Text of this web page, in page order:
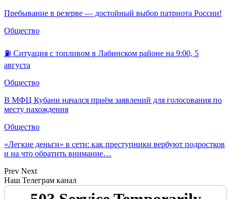
Пребывание в резерве — достойный выбор патриота России!
Общество
⛽️ Ситуация с топливом в Лабинском районе на 9:00, 5
августа
Общество
В МФЦ Кубани начался приём заявлений для голосования по
месту нахождения
Общество
«Легкие деньги» в сети: как преступники вербуют подростков
и на что обратить внимание…
Prev Next
Наш Телеграм канал